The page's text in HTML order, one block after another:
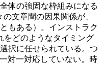
体の強固な枠組みになる
文章間の因果関係が、
もある）。インストラク
をどのようなタイミング
択に任せられている。つ
対一対応していない。時